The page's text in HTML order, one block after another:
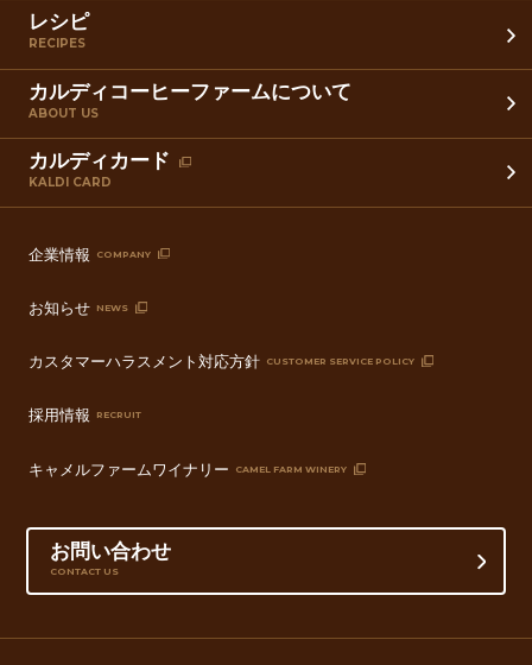
レシピ
RECIPES
カルディコーヒーファームについて
ABOUT US
カルディカード
KALDI CARD
企業情報 COMPANY
お知らせ NEWS
カスタマーハラスメント対応方針 CUSTOMER SERVICE POLICY
採用情報 RECRUIT
キャメルファームワイナリー CAMEL FARM WINERY
お問い合わせ
CONTACT US